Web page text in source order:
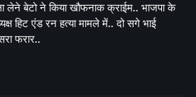
लेने बेटो ने किया खौफनाक क्राईम.. भाजपा के
हिट एंड रन हत्या मामले में.. दो सगे भाई
फरार..